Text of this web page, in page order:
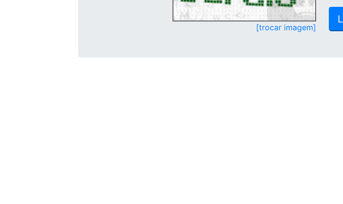
[trocar imagem]